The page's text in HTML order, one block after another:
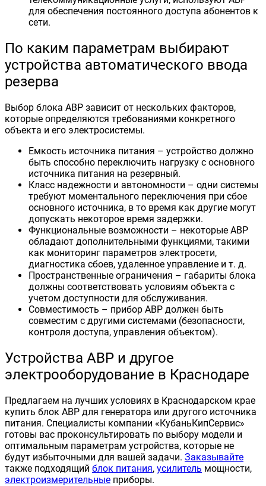
для обеспечения постоянного доступа абонентов к
сети.
По каким параметрам выбирают
устройства автоматического ввода
резерва
Выбор блока АВР зависит от нескольких факторов,
которые определяются требованиями конкретного
объекта и его электросистемы.
Емкость источника питания – устройство должно
быть способно переключить нагрузку с основного
источника питания на резервный.
Класс надежности и автономности – одни системы
требуют моментального переключения при сбое
основного источника, в то время как другие могут
допускать некоторое время задержки.
Функциональные возможности – некоторые АВР
обладают дополнительными функциями, такими
как мониторинг параметров электросети,
диагностика сбоев, удаленное управление и т. д.
Пространственные ограничения – габариты блока
должны соответствовать условиям объекта с
учетом доступности для обслуживания.
Совместимость – прибор АВР должен быть
совместим с другими системами (безопасности,
контроля доступа, управления объектом).
Устройства АВР и другое
электрооборудование в Краснодаре
Предлагаем на лучших условиях в Краснодарском крае
купить блок АВР для генератора или другого источника
питания. Специалисты компании «КубаньКипСервис»
готовы вас проконсультировать по выбору модели и
оптимальным параметрам устройства, которые не
будут избыточными для вашей задачи. Заказывайте
также подходящий блок питания, усилитель мощности,
электроизмерительные приборы.